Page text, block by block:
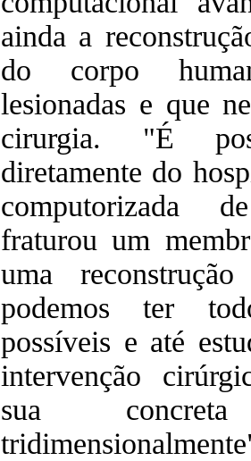
ainda a
do corpo
lesionadas e que
cirurgia. "É
diretamente do
computorizada
fraturou um
uma
podemos ter
possíveis e até
intervenção
sua concreta